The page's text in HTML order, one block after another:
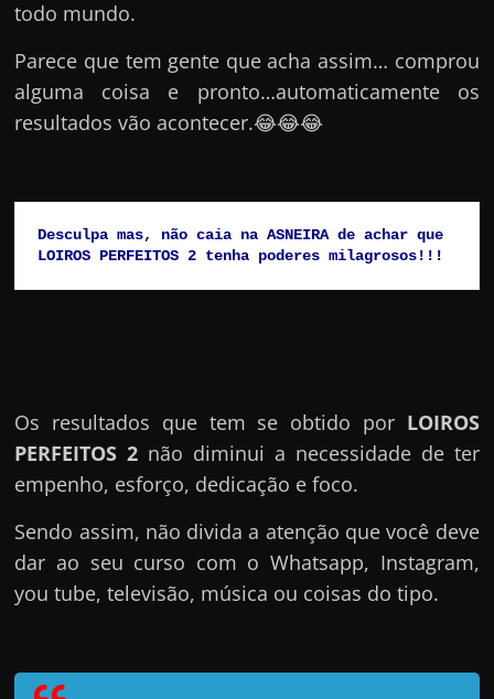
todo mundo.
Parece que tem gente que acha assim… comprou
alguma coisa e pronto…automaticamente os
resultados vão acontecer.😂😂😂
Desculpa mas, não caia na ASNEIRA de achar que
LOIROS PERFEITOS 2 tenha poderes milagrosos!!!
Os resultados que tem se obtido por LOIROS
PERFEITOS 2 não diminui a necessidade de ter
empenho, esforço, dedicação e foco.
Sendo assim, não divida a atenção que você deve
dar ao seu curso com o Whatsapp, Instagram,
you tube, televisão, música ou coisas do tipo.